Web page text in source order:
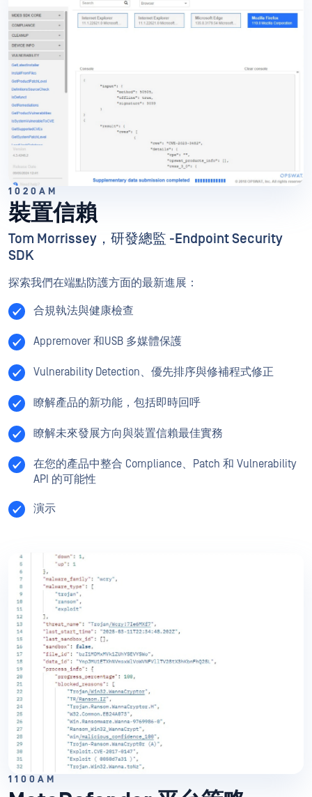
1020AM
裝置信賴
Tom Morrissey，研發總監 -Endpoint Security
SDK
探索我們在端點防護方面的最新進展：
合規執法與健康檢查
Appremover 和USB 多媒體保護
Vulnerability Detection、優先排序與修補程式修正
瞭解產品的新功能，包括即時回呼
瞭解未來發展方向與裝置信賴最佳實務
在您的產品中整合 Compliance、Patch 和 Vulnerability
API 的可能性
演示
1100AM